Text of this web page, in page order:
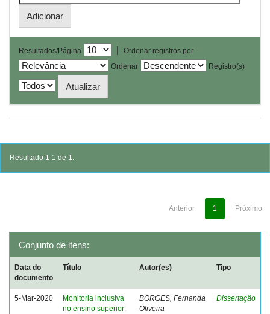
Resultados/Página |
Ordenar registros por
Ordenar
Registro(s)
Resultado 1-1 de 1.
Anterior 1 Próximo
Conjunto de itens:
Data do
documento
Título Autor(es) Tipo
5-Mar-2020
Monitoria inclusiva
no ensino superior:
BORGES, Fernanda
Oliveira
Dissertação